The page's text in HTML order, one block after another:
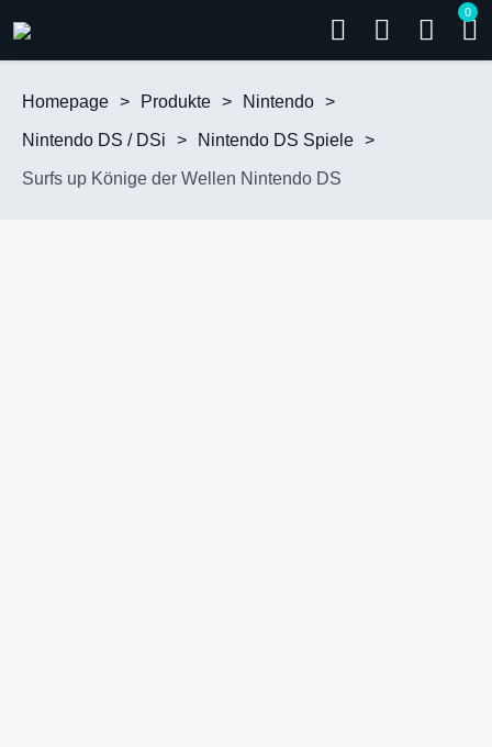
0
Homepage > Produkte > Nintendo >
Nintendo DS / DSi > Nintendo DS Spiele >
Surfs up Könige der Wellen Nintendo DS